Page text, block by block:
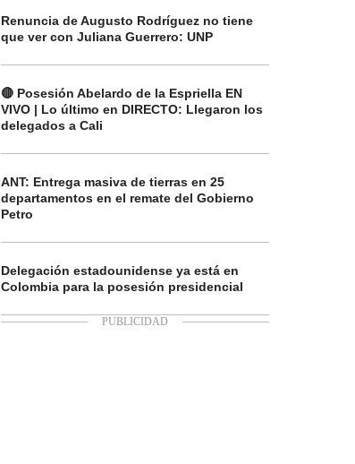
Renuncia de Augusto Rodríguez no tiene
que ver con Juliana Guerrero: UNP
🔴 Posesión Abelardo de la Espriella EN
VIVO | Lo último en DIRECTO: Llegaron los
delegados a Cali
ANT: Entrega masiva de tierras en 25
departamentos en el remate del Gobierno
Petro
Delegación estadounidense ya está en
Colombia para la posesión presidencial